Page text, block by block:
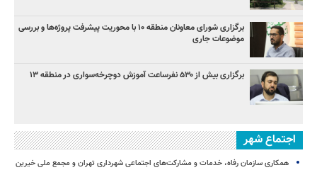
برگزاری شورای معاونان منطقه ۱۰ با محوریت پیشرفت پروژه‌ها و بررسی
موضوعات جاری
برگزاری بیش از ۵۳۰ نفرساعت آموزش دوچرخه‌سواری در منطقه ۱۳
اجتماع شهر
همکاری سازمان رفاه، خدمات و مشارکت‌های اجتماعی شهرداری تهران و مجمع ملی خیرین